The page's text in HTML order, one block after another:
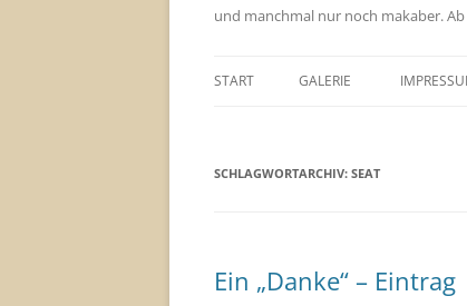
und manchmal nur noch makaber.
START GALERIE
SCHLAGWORTARCHIV: SEAT
Ein „Danke“ – Eintrag